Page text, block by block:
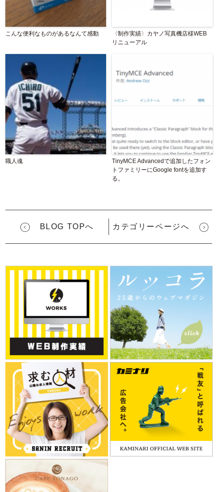
こんな便利なものがあるなんて感動
〈制作実績〉カヤノ写真機店様WEB
リニューアル
職人魂
TinyMCE Advancedで追加したフォン
トファミリーにGoogle fontを追加す
る。
BLOG TOPへ カテゴリーページへ